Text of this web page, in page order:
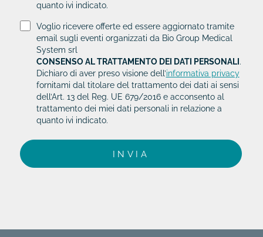
quanto ivi indicato.
Voglio ricevere offerte ed essere aggiornato tramite
email sugli eventi organizzati da Bio Group Medical
System srl
CONSENSO AL TRATTAMENTO DEI DATI PERSONALI .
Dichiaro di aver preso visione dell’informativa privacy
fornitami dal titolare del trattamento dei dati ai sensi
dell’Art. 13 del Reg. UE 679/2016 e acconsento al
trattamento dei miei dati personali in relazione a
quanto ivi indicato.